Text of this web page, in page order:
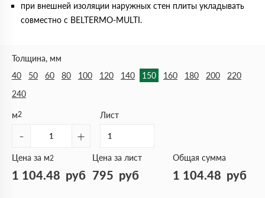
при внешней изоляции наружных стен плиты укладывать
совместно с BELTERMO-MULTI.
Толщина, мм
40
50 60 80 100 120 140 150 160 180 200
220
240
м2
- +
Лист
Цена за м2
1 104.48 руб
Цена за лист
795 руб
Общая сумма
1 104.48 руб